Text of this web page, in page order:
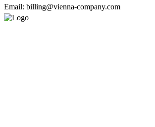
Email: billing@vienna-company.com